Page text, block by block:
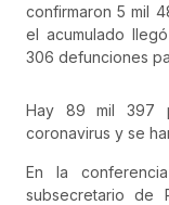
confirmaron 5 mil
el acumulado
306 defunciones
Hay 89 mil 397
coronavirus y se
En la
subsecretario de